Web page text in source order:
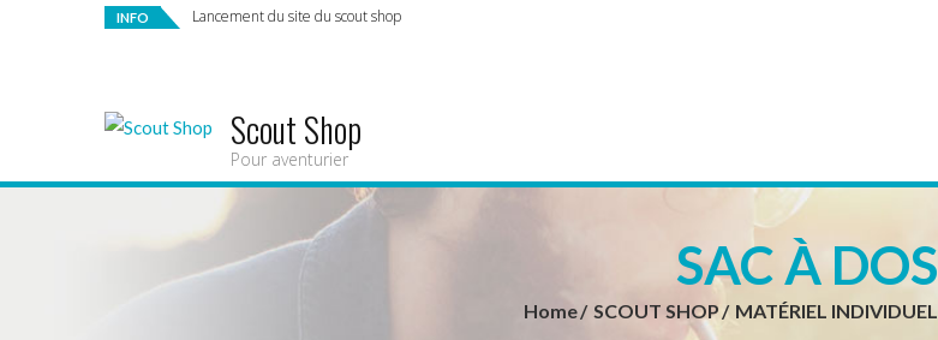
INFO Lancement du site du scout shop
Scout Shop
Pour aventurier
SAC À DOS
Home SCOUT SHOP MATÉRIEL INDIVIDUEL